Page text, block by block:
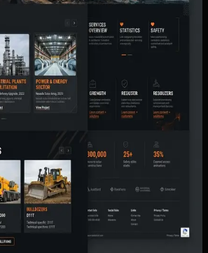
website perolehan prospek untuk jasa
dan halaman pendukung benar-
klien bertanya.
dan Perusahaan Jasa
Halaman yang Membuat
Cepat Percaya
website untuk kontraktor dan jasa
lebih kredibel, lebih mudah
masuk, dan tidak berhenti di profil